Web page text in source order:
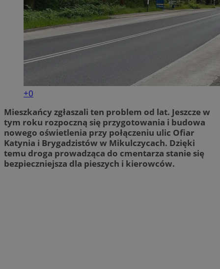
+0
Mieszkańcy zgłaszali ten problem od lat. Jeszcze w
tym roku rozpoczną się przygotowania i budowa
nowego oświetlenia przy połączeniu ulic Ofiar
Katynia i Brygadzistów w Mikulczycach. Dzięki
temu droga prowadząca do cmentarza stanie się
bezpieczniejsza dla pieszych i kierowców.